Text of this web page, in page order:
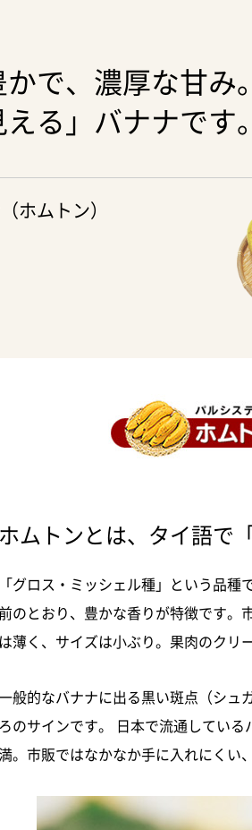
かで、濃厚な甘み
る」バナナです。
ホムトン）
ホムトンとは、タイ語で
「グロス・ミッシェル種」という品
前のとおり、豊かな香りが特徴です。
は薄く、サイズは小ぶり。果肉のクリ
般的なバナナに出る黒い斑点（シュ
ろのサインです。 日本で流通してい
。市販ではなかなか手に入れにくい